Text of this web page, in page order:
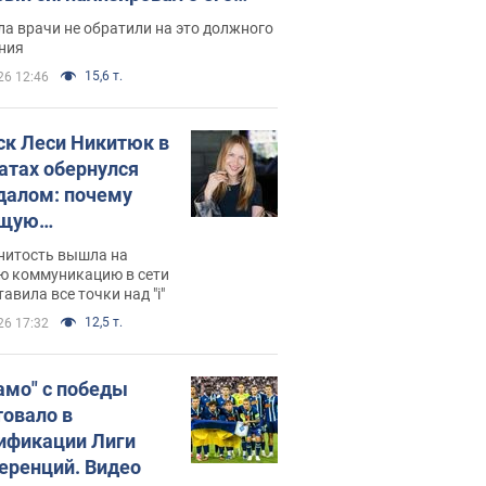
раке
врачи не обратили на это должного
12:46 15,6 т.
Леси Никитюк в
обернулся
почему
вышла на
коммуникацию в сети
все точки над "i"
17:32 12,5 т.
с победы
в
Лиги
Видео